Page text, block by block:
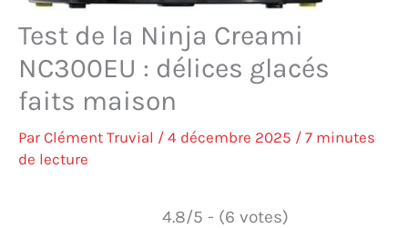
Test de la Ninja Creami
NC300EU : délices glacés
faits maison
Par Clément Truvial / 4 décembre 2025 / 7 minutes
de lecture
4.8/5 - (6 votes)